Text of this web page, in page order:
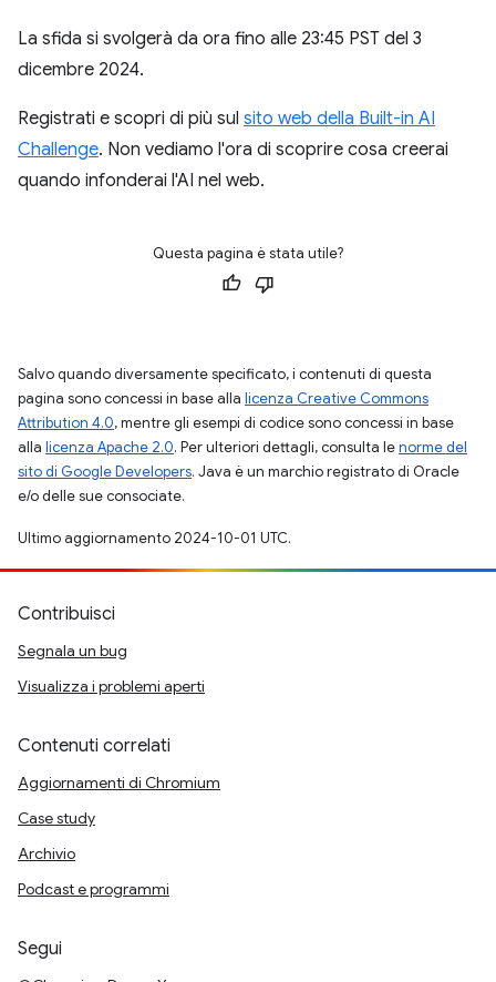
La sfida si svolgerà da ora fino alle 23:45 PST del 3
dicembre 2024.
Registrati e scopri di più sul sito web della Built-in AI
Challenge. Non vediamo l'ora di scoprire cosa creerai
quando infonderai l'AI nel web.
Questa pagina è stata utile?
Salvo quando diversamente specificato, i contenuti di questa
pagina sono concessi in base alla licenza Creative Commons
Attribution 4.0, mentre gli esempi di codice sono concessi in base
alla licenza Apache 2.0. Per ulteriori dettagli, consulta lenorme del
sito di Google Developers. Java è un marchio registrato di Oracle
e/o delle sue consociate.
Ultimo aggiornamento 2024-10-01 UTC.
Contribuisci
Segnala un bug
Visualizza i problemi aperti
Contenuti correlati
Aggiornamenti di Chromium
Case study
Archivio
Podcast e programmi
Segui